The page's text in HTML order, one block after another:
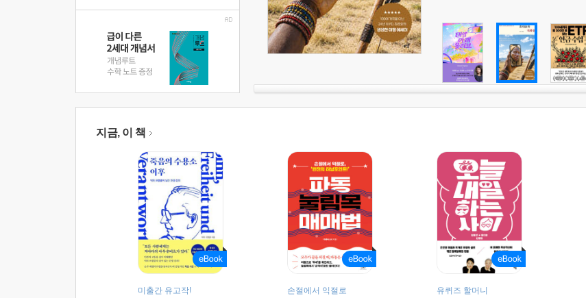
지금, 이 책
미출간 유고작! 손절에서 익절로 유퀴즈 할머니